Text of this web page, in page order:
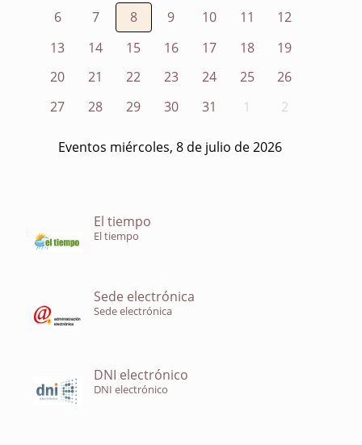
6
7 8 9 10 11
12
13
14 15 16 17 18
19
20
21 22 23 24 25
26
27
28 29 30 31 1 2
Eventos miércoles, 8 de julio de 2026
El tiempo
El tiempo
Sede electrónica
Sede electrónica
DNI electrónico
DNI electrónico